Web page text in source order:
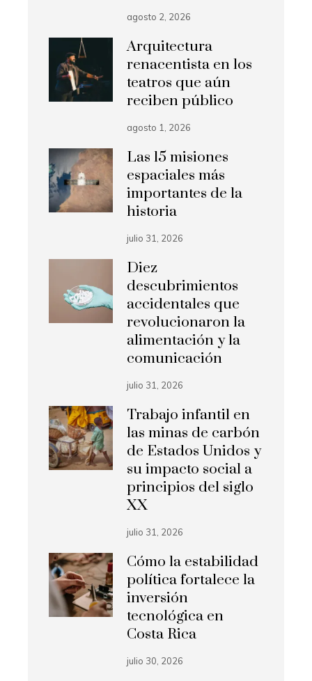
agosto 2, 2026
Arquitectura
renacentista en los
teatros que aún
reciben público
agosto 1, 2026
Las 15 misiones
espaciales más
importantes de la
historia
julio 31, 2026
Diez
descubrimientos
accidentales que
revolucionaron la
alimentación y la
comunicación
julio 31, 2026
Trabajo infantil en
las minas de carbón
de Estados Unidos y
su impacto social a
principios del siglo
XX
julio 31, 2026
Cómo la estabilidad
política fortalece la
inversión
tecnológica en
Costa Rica
julio 30, 2026